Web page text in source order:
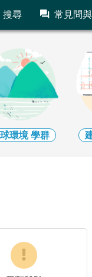
搜尋 常見問
環境學群